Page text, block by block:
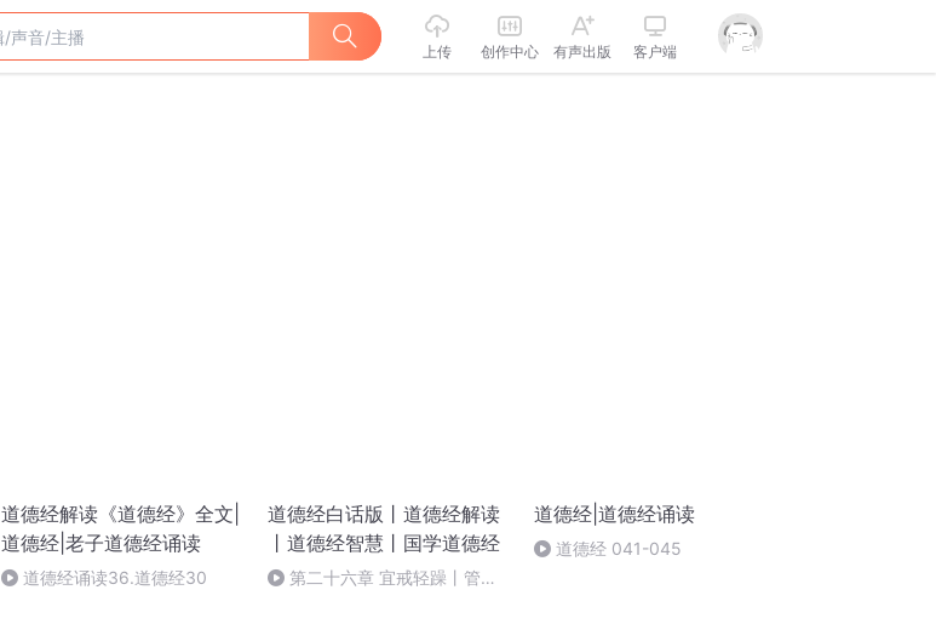
上传 创作中心 有声出版 客户端
道德经解读《道德经》全文|
道德经|老子道德经诵读
道德经诵读36.道德经30
道德经白话版丨道德经解读
丨道德经智慧丨国学道德经
第二十六章 宜戒轻躁丨管理
道德经|道德经诵读
道德经 041-045